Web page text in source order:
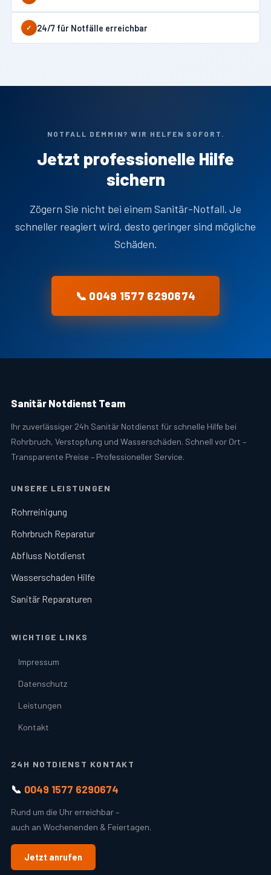
✓ 24/7 für Notfälle erreichbar
NOTFALL DEMMIN? WIR HELFEN SOFORT.
Jetzt professionelle Hilfe
sichern
Zögern Sie nicht bei einem Sanitär-Notfall. Je
schneller reagiert wird, desto geringer sind mögliche
Schäden.
📞 0049 1577 6290674
Sanitär Notdienst Team
Ihr zuverlässiger 24h Sanitär Notdienst für schnelle Hilfe bei
Rohrbruch, Verstopfung und Wasserschäden. Schnell vor Ort –
Transparente Preise – Professioneller Service.
UNSERE LEISTUNGEN
Rohrreinigung
Rohrbruch Reparatur
Abfluss Notdienst
Wasserschaden Hilfe
Sanitär Reparaturen
WICHTIGE LINKS
Impressum
Datenschutz
Leistungen
Kontakt
24H NOTDIENST KONTAKT
📞 0049 1577 6290674
Rund um die Uhr erreichbar –
auch an Wochenenden & Feiertagen.
Jetzt anrufen